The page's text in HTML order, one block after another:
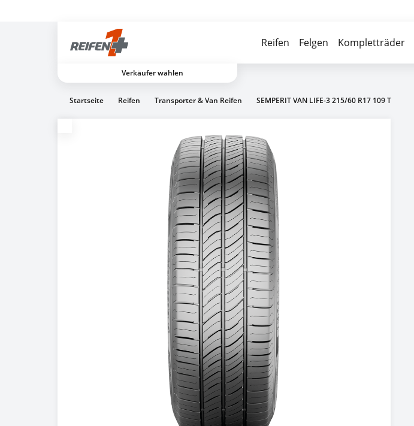
Verkäufer wählen
Reifen Felgen Kompletträder
Startseite Reifen Transporter & Van Reifen SEMPERIT VAN LIFE-3 215/60 R17 109 T